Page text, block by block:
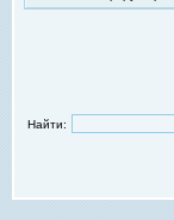
Найти: